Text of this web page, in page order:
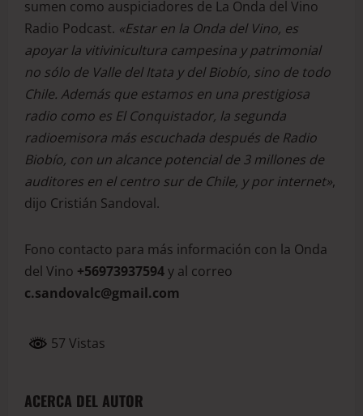
sumen como auspiciadores de La Onda del Vino
Radio Podcast. «Estar en la Onda del Vino, es
apoyar la vitivinicultura campesina y patrimonial
no sólo de Valle del Itata y del Biobío, sino de todo
Chile. Además que estamos en una prestigiosa
radio como es El Conquistador, la segunda
radioemisora más escuchada después de Radio
Biobío, con un alcance potencial de 3 millones de
auditores en el centro sur de Chile, y por internet»,
dijo Cristián Sandoval.
Fono contacto para más información con la Onda
del Vino +56973937594y al correo
c.sandovalc@gmail.com
57 Vistas
ACERCA DEL AUTOR